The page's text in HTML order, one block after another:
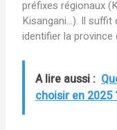
préfixes régionaux
Kisangani…). Il
identifier la province
A lire aussi :
choisir en 2025